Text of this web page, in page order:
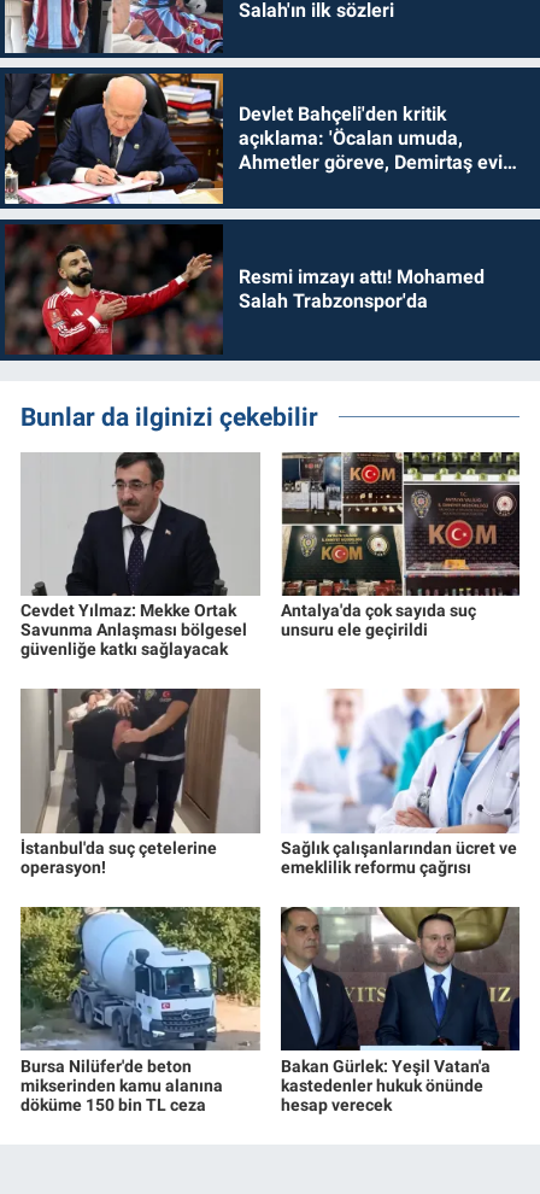
Salah'ın ilk sözleri
Devlet Bahçeli'den kritik
açıklama: 'Öcalan umuda,
Ahmetler göreve, Demirtaş evine
Resmi imzayı attı! Mohamed
Salah Trabzonspor'da
Bunlar da ilginizi çekebilir
Cevdet Yılmaz: Mekke Ortak
Savunma Anlaşması bölgesel
güvenliğe katkı sağlayacak
Antalya'da çok sayıda suç
unsuru ele geçirildi
İstanbul'da suç çetelerine
operasyon!
Sağlık çalışanlarından ücret ve
emeklilik reformu çağrısı
Bursa Nilüfer'de beton
mikserinden kamu alanına
döküme 150 bin TL ceza
Bakan Gürlek: Yeşil Vatan'a
kastedenler hukuk önünde
hesap verecek